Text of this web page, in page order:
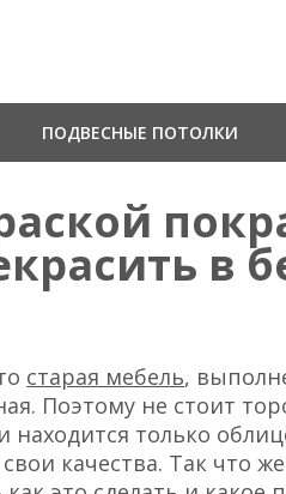
ПОДВЕСНЫЕ ПОТОЛКИ
в
старая мебель,
Поэтому не стоит
находится только
свои качества. Так что